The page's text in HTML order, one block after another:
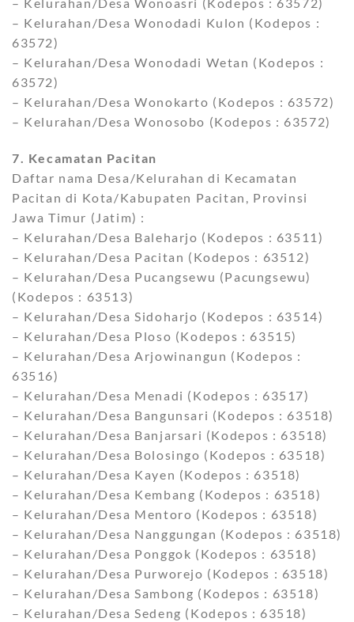
– Kelurahan/Desa Wonodadi Kulon (Kodepos :
63572)
– Kelurahan/Desa Wonodadi Wetan (Kodepos :
63572)
– Kelurahan/Desa Wonokarto (Kodepos : 63572)
– Kelurahan/Desa Wonosobo (Kodepos : 63572)
7. Kecamatan Pacitan
Daftar nama Desa/Kelurahan di Kecamatan
Pacitan di Kota/Kabupaten Pacitan, Provinsi
Jawa Timur (Jatim) :
– Kelurahan/Desa Baleharjo (Kodepos : 63511)
– Kelurahan/Desa Pacitan (Kodepos : 63512)
– Kelurahan/Desa Pucangsewu (Pacungsewu)
(Kodepos : 63513)
– Kelurahan/Desa Sidoharjo (Kodepos : 63514)
– Kelurahan/Desa Ploso (Kodepos : 63515)
– Kelurahan/Desa Arjowinangun (Kodepos :
63516)
– Kelurahan/Desa Menadi (Kodepos : 63517)
– Kelurahan/Desa Bangunsari (Kodepos : 63518)
– Kelurahan/Desa Banjarsari (Kodepos : 63518)
– Kelurahan/Desa Bolosingo (Kodepos : 63518)
– Kelurahan/Desa Kayen (Kodepos : 63518)
– Kelurahan/Desa Kembang (Kodepos : 63518)
– Kelurahan/Desa Mentoro (Kodepos : 63518)
– Kelurahan/Desa Nanggungan (Kodepos : 63518)
– Kelurahan/Desa Ponggok (Kodepos : 63518)
– Kelurahan/Desa Purworejo (Kodepos : 63518)
– Kelurahan/Desa Sambong (Kodepos : 63518)
– Kelurahan/Desa Sedeng (Kodepos : 63518)